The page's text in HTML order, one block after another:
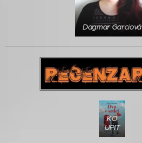
Dagmar Garciová
KO
UPIT